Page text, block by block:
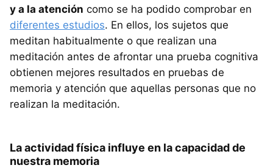
y a la atención como se ha podido comprobar en
diferentes estudios. En ellos, los sujetos que
meditan habitualmente o que realizan una
meditación antes de afrontar una prueba cognitiva
obtienen mejores resultados en pruebas de
memoria y atención que aquellas personas que no
realizan la meditación.
La actividad física influye en la capacidad de
nuestra memoria